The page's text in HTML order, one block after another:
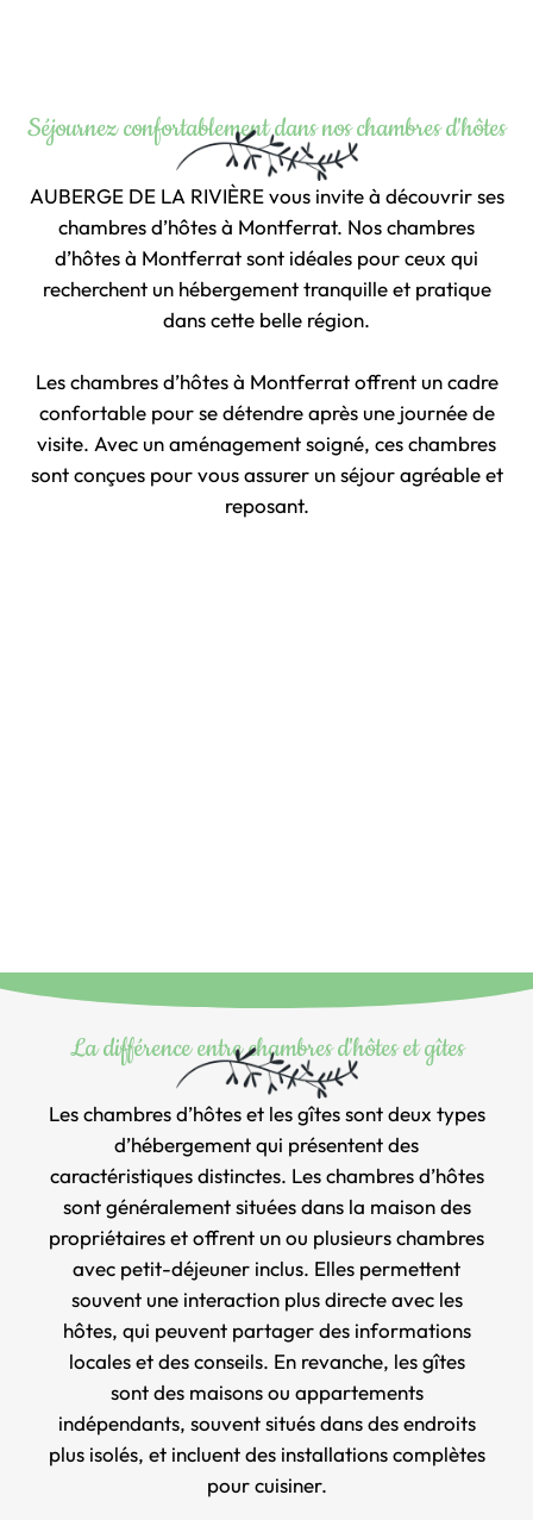
Séjournez confortablement dans nos chambres d'hôtes
AUBERGE DE LA RIVIÈREvous invite à découvrir ses
chambres d’hôtes à Montferrat. Nos chambres
d’hôtes à Montferrat sont idéales pour ceux qui
recherchent un hébergement tranquille et pratique
dans cette belle région.
Les chambres d’hôtes à Montferrat offrent un cadre
confortable pour se détendre après une journée de
visite. Avec un aménagement soigné, ces chambres
sont conçues pour vous assurer un séjour agréable et
reposant.
La différence entre chambres d'hôtes et gîtes
Les chambres d’hôtes et les gîtes sont deux types
d’hébergement qui présentent des
caractéristiques distinctes. Les chambres d’hôtes
sont généralement situées dans la maison des
propriétaires et offrent un ou plusieurs chambres
avec petit-déjeuner inclus. Elles permettent
souvent une interaction plus directe avec les
hôtes, qui peuvent partager des informations
locales et des conseils. En revanche, les gîtes
sont des maisons ou appartements
indépendants, souvent situés dans des endroits
plus isolés, et incluent des installations complètes
pour cuisiner.